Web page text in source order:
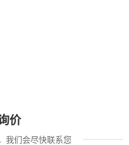
价
我们会尽快联系您